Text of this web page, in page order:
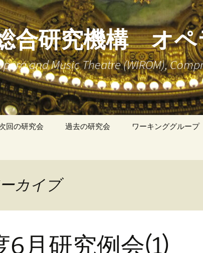
合研究機構 オペ
and Music Theatre (WIROM),
回の研究会 過去の研究会 ワーキンググループ
する研究：歌劇場プロ
グラムのデータベース
化に向けて」WG
ーカイブ
6月研究例会(1)